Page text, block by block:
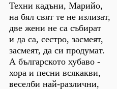
Техни кадъни, Марийо,
на бял свят те не излизат,
две жени не са събират
и да са, сестро, засмеят,
засмеят, да си продумат.
А българското хубаво -
хора и песни всякакви,
веселби най-различни,